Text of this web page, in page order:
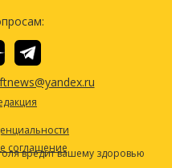
соглашение
вредит вашему здоровью